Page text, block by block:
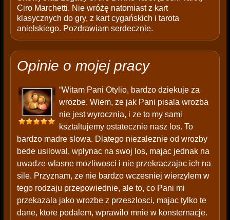
Ciro Marchetti. Nie wróżę natomiast z kart
klasycznych do gry, z kart cygańskich i tarota
anielskiego. Pozdrawiam serdecznie.
Opinie o mojej pracy
“Witam Pani Otylio, bardzo dziekuje za
wrozbe. Wiem, ze jak Pani pisala wrozba
nie jest wyrocznia, i ze to my sami
ksztaltujemy ostatecznie nasz los. To
bardzo madre slowa. Dlatego niezaleznie od wrozby
bede usilowal, wplynac na swoj los, majac jednak na
uwadze wlasne mozliwosci i nie przekraczajac ich na
sile. Przyznam, ze nie bardzo wczesniej wierzylem w
tego rodzaju przepowiednie, ale to, co Pani mi
przekazala jako wrozbe z przeszlosci, majac tylko te
dane, ktore podalem, wprawilo mnie w konsternacje.